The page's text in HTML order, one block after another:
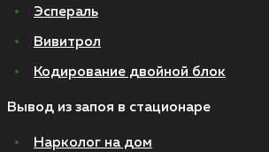
Эспераль
Вивитрол
Кодирование двойной блок
Вывод из запоя в стационаре
Нарколог на дом